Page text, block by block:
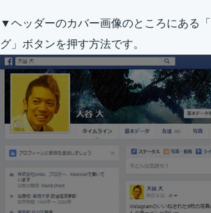
▼ヘッダーのカバー画像のところにある
グ」ボタンを押す方法です。